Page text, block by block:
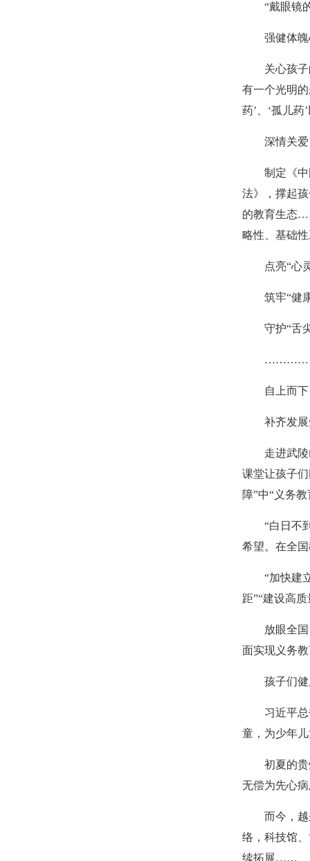
“戴眼镜
强健体
关心孩
有一个光明
药’、‘孤儿
深情关
制定《
法》，撑起
的教育生态
略性、基础
点亮“心
筑牢“健
守护“舌
…………
自上而
补齐发
走进武
课堂让孩子
障”中“义务
“白日不
希望。在全
“加快建
距”“建设高
放眼全
面实现义务
孩子们
习近平
童，为少年
初夏的
无偿为先心
而今，
络，科技馆
续拓展……